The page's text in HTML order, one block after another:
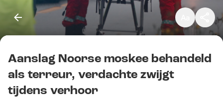
Kopieer link
Aanslag Noorse moskee behandeld
als terreur, verdachte zwijgt
tijdens verhoor